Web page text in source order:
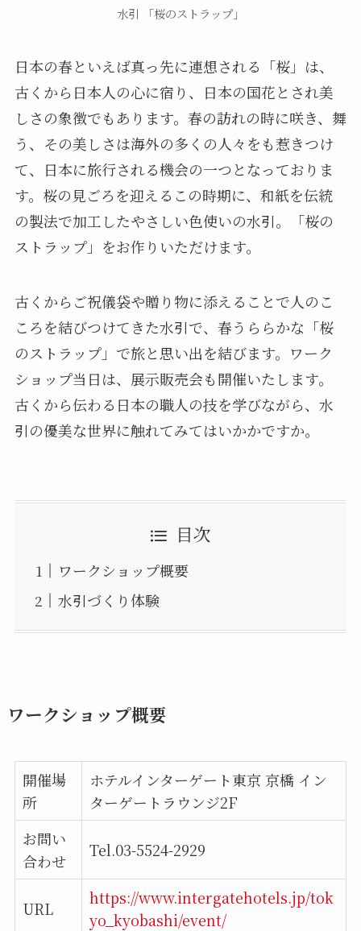
水引 「桜のストラップ」
日本の春といえば真っ先に連想される「桜」は、
古くから日本人の心に宿り、日本の国花とされ美
しさの象徴でもあります。春の訪れの時に咲き、舞
う、その美しさは海外の多くの人々をも惹きつけ
て、日本に旅行される機会の一つとなっておりま
す。桜の見ごろを迎えるこの時期に、和紙を伝統
の製法で加工したやさしい色使いの水引。「桜の
ストラップ」をお作りいただけます。
古くからご祝儀袋や贈り物に添えることで人のこ
ころを結びつけてきた水引で、春うららかな「桜
のストラップ」で旅と思い出を結びます。ワーク
ショップ当日は、展示販売会も開催いたします。
古くから伝わる日本の職人の技を学びながら、水
引の優美な世界に触れてみてはいかかですか。
目次
ワークショップ概要
水引づくり体験
ワークショップ概要
開催場
所
ホテルインターゲート東京 京橋 イン
ターゲートラウンジ2F
お問い
合わせ
Tel.03-5524-2929
URL
https://www.intergatehotels.jp/tok
yo_kyobashi/event/